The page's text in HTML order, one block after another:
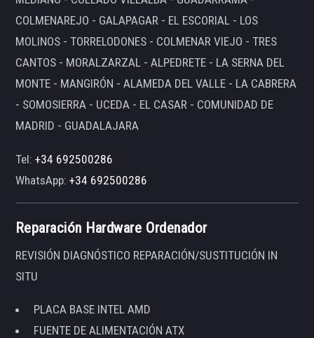
COLMENAREJO - GALAPAGAR - EL ESCORIAL - LOS
MOLINOS - TORRELODONES - COLMENAR VIEJO - TRES
CANTOS - MORALZARZAL - ALPEDRETE - LA SERNA DEL
MONTE - MANGIRÓN - ALAMEDA DEL VALLE - LA CABRERA
- SOMOSIERRA - UCEDA - EL CASAR - COMUNIDAD DE
MADRID - GUADALAJARA
Tel:+34 692500286
WhatsApp:+34 692500286
Reparación Hardware Ordenador
REVISIÓN DIAGNÓSTICO REPARACIÓN/SUSTITUCIÓN IN
SITU
PLACA BASE INTEL AMD
FUENTE DE ALIMENTACIÓN ATX